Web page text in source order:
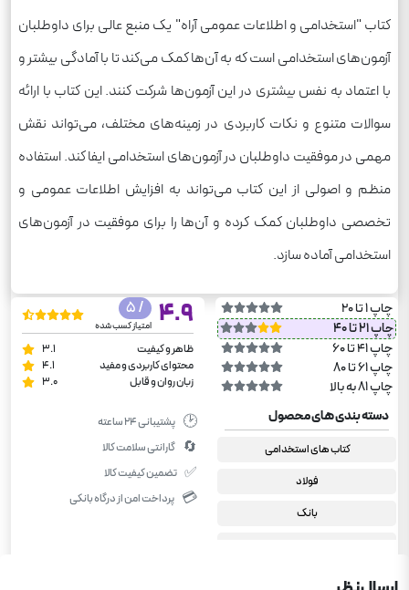
کتاب "استخدامی و اطلاعات عمومی آراه" یک منبع عالی برای داوطلبان
آزمون‌های استخدامی است که به آن‌ها کمک می‌کند تا با آمادگی بیشتر و
با اعتماد به نفس بیشتری در این آزمون‌ها شرکت کنند. این کتاب با ارائه
سوالات متنوع و نکات کاربردی در زمینه‌های مختلف، می‌تواند نقش
مهمی در موفقیت داوطلبان در آزمون‌های استخدامی ایفا کند. استفاده
منظم و اصولی از این کتاب می‌تواند به افزایش اطلاعات عمومی و
تخصصی داوطلبان کمک کرده و آن‌ها را برای موفقیت در آزمون‌های
استخدامی آماده سازد.
چاپ 1 تا 20
چاپ 21 تا 40
چاپ 41 تا 60
چاپ 61 تا 80
چاپ 81 به بالا
4.9
/ 5
امتیاز کسب شده
ظاهر و کیفیت
3.1
محتوای کاربردی و مفید
4.1
زبان روان و قابل
3.0
دسته بندی های محصول
کتاب های استخدامی
فولاد
بانک
🕑 پشتیبانی ۲۴ ساعته
🔄 گارانتی سلامت کالا
✅ تضمین کیفیت کالا
💳 پرداخت امن از درگاه بانکی